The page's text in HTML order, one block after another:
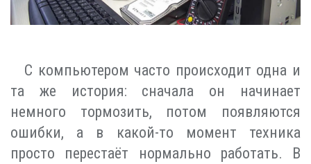
С компьютером часто происходит одна и
та же история: сначала он начинает
немного тормозить, потом появляются
ошибки, а в какой-то момент техника
просто перестаёт нормально работать. В